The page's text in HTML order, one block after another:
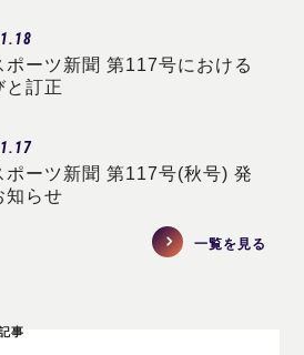
ポーツ新聞 第117号における
と訂正
ポーツ新聞 第117号(秋号) 発
知らせ
一覧を見る
事